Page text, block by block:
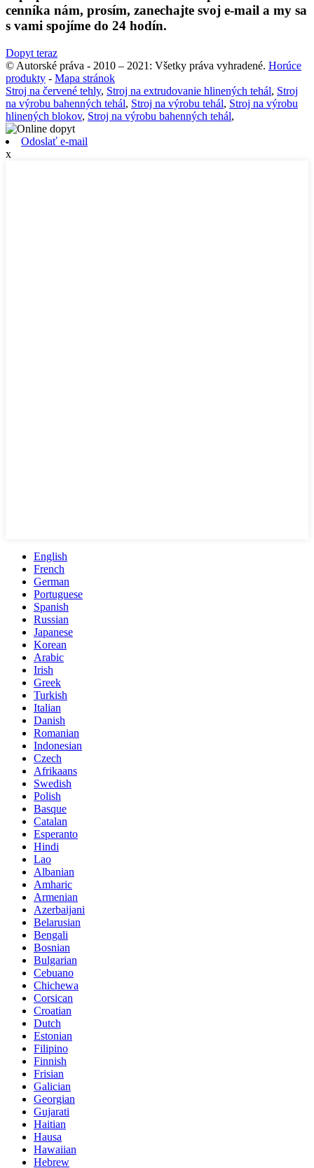
cenníka nám, prosím, zanechajte svoj e-mail a my sa
s vami spojíme do 24 hodín.
Dopyt teraz
© Autorské práva - 2010 – 2021: Všetky práva vyhradené. Horúce
produkty - Mapa stránok
Stroj na červené tehly, Stroj na extrudovanie hlinených tehál, Stroj
na výrobu bahenných tehál, Stroj na výrobu tehál, Stroj na výrobu
hlinených blokov, Stroj na výrobu bahenných tehál,
Odoslať e-mail
x
English
French
German
Portuguese
Spanish
Russian
Japanese
Korean
Arabic
Irish
Greek
Turkish
Italian
Danish
Romanian
Indonesian
Czech
Afrikaans
Swedish
Polish
Basque
Catalan
Esperanto
Hindi
Lao
Albanian
Amharic
Armenian
Azerbaijani
Belarusian
Bengali
Bosnian
Bulgarian
Cebuano
Chichewa
Corsican
Croatian
Dutch
Estonian
Filipino
Finnish
Frisian
Galician
Georgian
Gujarati
Haitian
Hausa
Hawaiian
Hebrew